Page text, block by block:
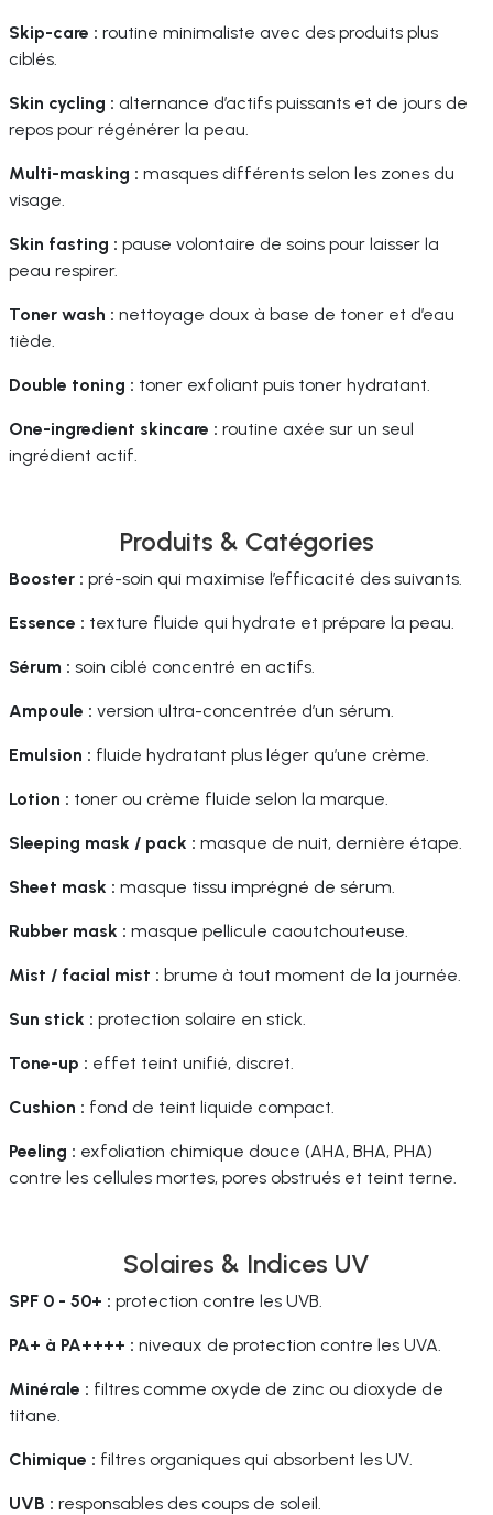
Skip-care : routine minimaliste avec des produits plus
ciblés.
Skin cycling : alternance d’actifs puissants et de jours de
repos pour régénérer la peau.
Multi-masking : masques différents selon les zones du
visage.
Skin fasting : pause volontaire de soins pour laisser la
peau respirer.
Toner wash : nettoyage doux à base de toner et d’eau
tiède.
Double toning : toner exfoliant puis toner hydratant.
One-ingredient skincare : routine axée sur un seul
ingrédient actif.
Produits & Catégories
Booster : pré-soin qui maximise l’efficacité des suivants.
Essence : texture fluide qui hydrate et prépare la peau.
Sérum : soin ciblé concentré en actifs.
Ampoule : version ultra-concentrée d’un sérum.
Emulsion : fluide hydratant plus léger qu’une crème.
Lotion : toner ou crème fluide selon la marque.
Sleeping mask / pack : masque de nuit, dernière étape.
Sheet mask : masque tissu imprégné de sérum.
Rubber mask : masque pellicule caoutchouteuse.
Mist / facial mist : brume à tout moment de la journée.
Sun stick : protection solaire en stick.
Tone-up : effet teint unifié, discret.
Cushion : fond de teint liquide compact.
Peeling : exfoliation chimique douce (AHA, BHA, PHA)
contre les cellules mortes, pores obstrués et teint terne.
Solaires & Indices UV
SPF 0 - 50+ : protection contre les UVB.
PA+ à PA++++ : niveaux de protection contre les UVA.
Minérale : filtres comme oxyde de zinc ou dioxyde de
titane.
Chimique : filtres organiques qui absorbent les UV.
UVB : responsables des coups de soleil.